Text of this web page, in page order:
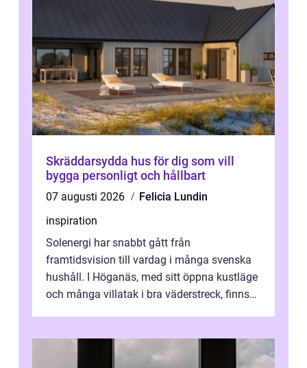
Skräddarsydda hus för dig som vill
bygga personligt och hållbart
07 augusti 2026
Felicia Lundin
inspiration
Solenergi har snabbt gått från
framtidsvision till vardag i många svenska
hushåll. I Höganäs, med sitt öppna kustläge
och många villatak i bra väderstreck, finns